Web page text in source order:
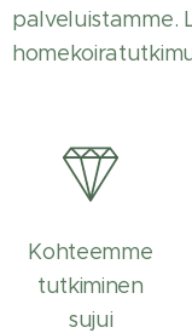
palveluistamme.
Kohteemme
tutkiminen
sujui